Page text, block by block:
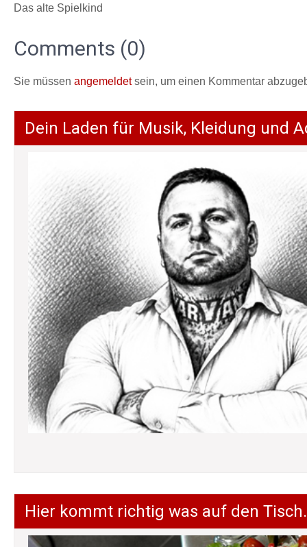
Das alte Spielkind
Comments (0)
Sie müssen angemeldetsein, um einen Kommentar
Dein Laden für Musik, Kleidung und
Hier kommt richtig was auf den Tisch.